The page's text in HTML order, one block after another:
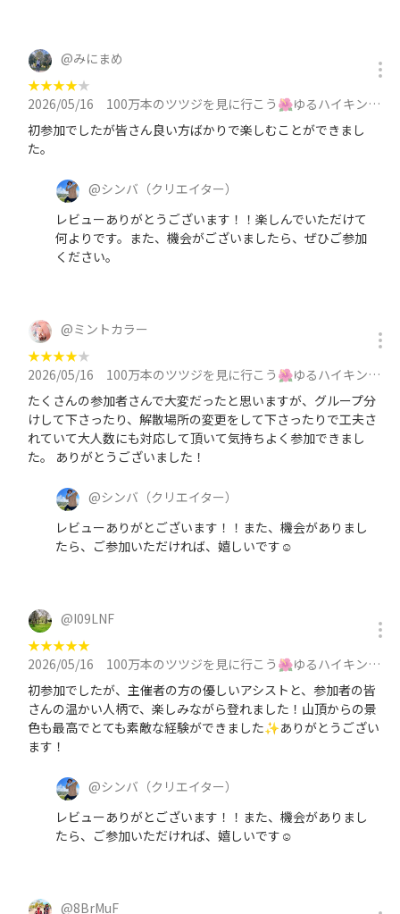
@みにまめ
★★★★★
2026/05/16
100万本のツツジを見に行こう🌺ゆるハイキング🌺に参加
初参加でしたが皆さん良い方ばかりで楽しむことができまし
た。
@シンバ （クリエイター）
レビューありがとうございます！！楽しんでいただけて
何よりです。また、機会がございましたら、ぜひご参加
ください。
@ミントカラー
★★★★★
2026/05/16
100万本のツツジを見に行こう🌺ゆるハイキング🌺に参加
たくさんの参加者さんで大変だったと思いますが、グループ分
けして下さったり、解散場所の変更をして下さったりで工夫さ
れていて大人数にも対応して頂いて気持ちよく参加できまし
た。 ありがとうございました！
@シンバ （クリエイター）
レビューありがとございます！！また、機会がありまし
たら、ご参加いただければ、嬉しいです☺️
@I09LNF
★★★★★
2026/05/16
100万本のツツジを見に行こう🌺ゆるハイキング🌺に参加
初参加でしたが、主催者の方の優しいアシストと、参加者の皆
さんの温かい人柄で、楽しみながら登れました！山頂からの景
色も最高でとても素敵な経験ができました✨ありがとうござい
ます！
@シンバ （クリエイター）
レビューありがとございます！！また、機会がありまし
たら、ご参加いただければ、嬉しいです☺️
@8BrMuF